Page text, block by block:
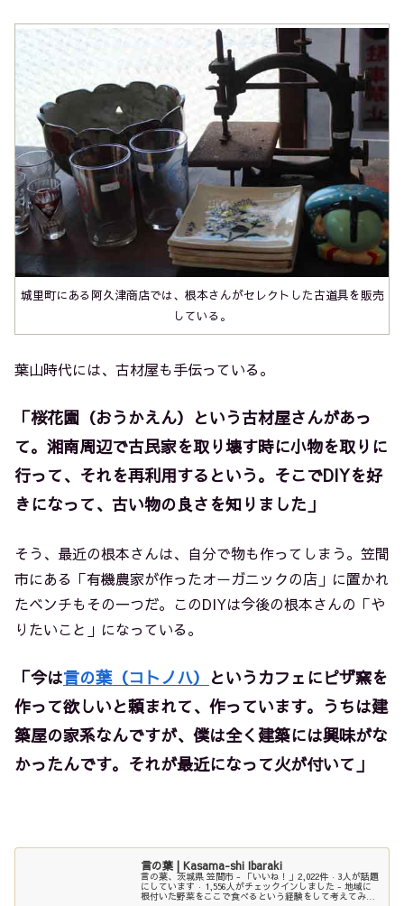
城里町にある阿久津商店では、根本さんがセレクトした古道具を販売
している。
葉山時代には、古材屋も手伝っている。
「桜花園（おうかえん）という古材屋さんがあっ
て。湘南周辺で古民家を取り壊す時に小物を取りに
行って、それを再利用するという。そこでDIYを好
きになって、古い物の良さを知りました」
そう、最近の根本さんは、自分で物も作ってしまう。笠間
市にある「有機農家が作ったオーガニックの店」に置かれ
たベンチもその一つだ。このDIYは今後の根本さんの「や
りたいこと」になっている。
「今は言の葉（コトノハ） というカフェにピザ窯を
作って欲しいと頼まれて、作っています。うちは建
築屋の家系なんですが、僕は全く建築には興味がな
かったんです。それが最近になって火が付いて」
言の葉 | Kasama-shi Ibaraki
言の葉、茨城県 笠間市 - 「いいね！」2,022件 · 3人が話題
にしています · 1,556人がチェックインしました - 地域に
根付いた野菜をここで食べるという経験をして考えてみま